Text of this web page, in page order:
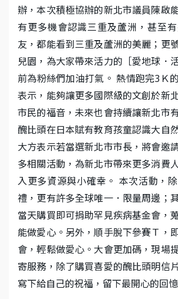
辦，本次積極協辦的新北市議員陳啟
有更多機會認識三重及蘆洲，甚至
友，都能看到三重及蘆洲的美麗；更
兒園，為大家帶來活力的［愛地球．
前為粉絲們加油打氣。 熱情跑完3Ｋ
表示，能夠讓更多國際級的文創於新
市民的福音，未來也會持續讓新北市
醜比頭在日本賦有教育孩童認識大自
大方表示若當選新北市市長，將會邀
多相關活動，為新北市帶來更多消費
入更多資源與小確幸。 本次活動，
禮，更有許多全球唯一．限量周邊；
當天購買即可捐助罕見疾病基金會，
能做愛心。另外，順手脫下參賽Ｔ，
會，輕鬆做愛心。大會更加碼，現場
寄服務，除了購買喜愛的醜比頭明信
寫下給自己的祝福，留下最開心的回憶